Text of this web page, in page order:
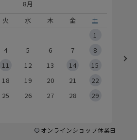
8月
火 水 木 金
土
1
4 5 6 7
8
11 12 13 14
15
18 19 20 21
22
25 26 27 28
29
オンラインショップ休業日